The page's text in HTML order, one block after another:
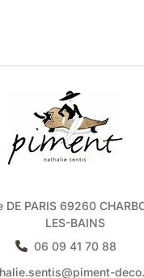
DE PARIS 69260
LES-BAINS
06 09 41 70 88